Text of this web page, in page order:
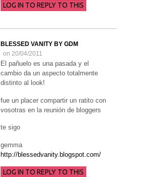
LOG IN TO REPLY TO THIS
BLESSED VANITY BY GDM
on 20/04/2011
El pañuelo es una pasada y el
cambio da un aspecto totalmente
distinto al look!
fue un placer compartir un ratito con
vosotras en la reunión de bloggers
te sigo
gemma
http://blessedvanity.blogspot.com/
LOG IN TO REPLY TO THIS